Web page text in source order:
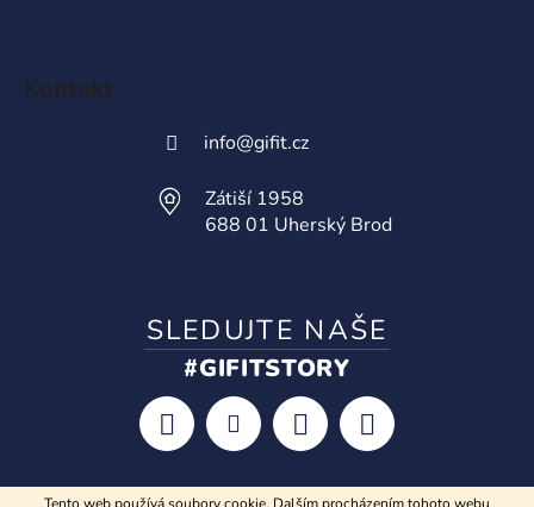
Kontakt
info@gifit.cz
Zátiší 1958
688 01 Uherský Brod
SLEDUJTE NAŠE
#GIFITSTORY